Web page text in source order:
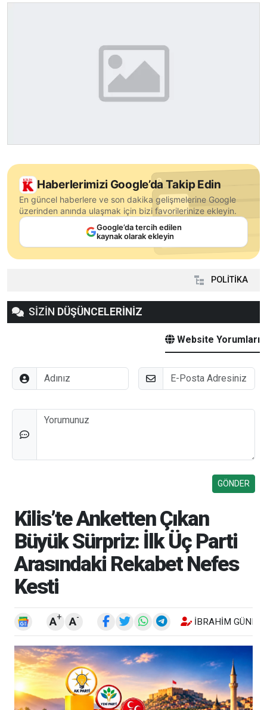
Haberlerimizi Google’da Takip Edin
En güncel haberlere ve son dakika gelişmelerine Google
üzerinden anında ulaşmak için bizi favorilerinize ekleyin.
Google’da tercih edilen
kaynak olarak ekleyin
POLİTİKA
SİZİN DÜŞÜNCELERİNİZ
Website Yorumları
Adınız E-Posta
Düşünceleriniz
Kilis’te Anketten Çıkan
Büyük Sürpriz: İlk Üç Parti
Arasındaki Rekabet Nefes
Kesti
A+ A- İBRAHIM GÜNEŞ